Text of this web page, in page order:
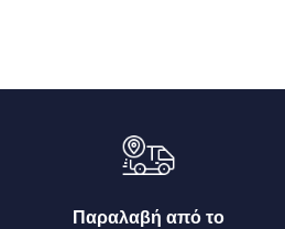
Παραλαβή από το